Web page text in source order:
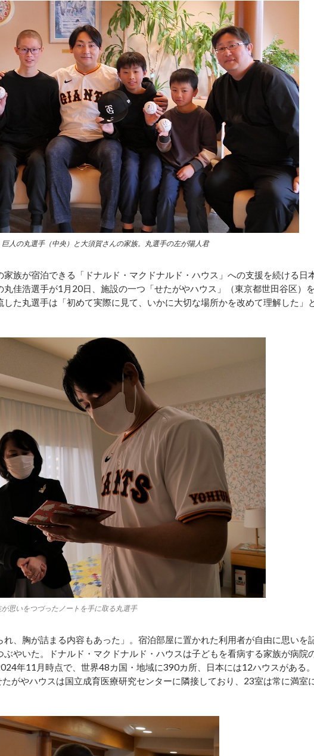
巨人の丸選手（中央）と大須賀さんの家族。丸選手の左が陽人君
族が宿泊できる「ドナルド・マクドナルド・ハウス」への支援を続ける日
佳浩選手が1月20日、施設の一つ「せたがやハウス」（東京都世田谷区）
た丸選手は「初めて実際に見て、いかに大切な場所かを改めて理解した」
思いをつづったノートを手に取る丸選手
、胸が詰まる内容もあった」。宿泊部屋に置かれた利用者が自由に思いを
やいた。ドナルド・マクドナルド・ハウスは子どもを看病する家族が病院
年11月時点で、世界48カ国・地域に390カ所、日本には12ハウスがある
がやハウスは国立成育医療研究センターに隣接しており、23室は常に満室